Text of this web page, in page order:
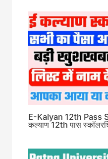
E-Kalyan 12th Pass
कल्याण 12th पास